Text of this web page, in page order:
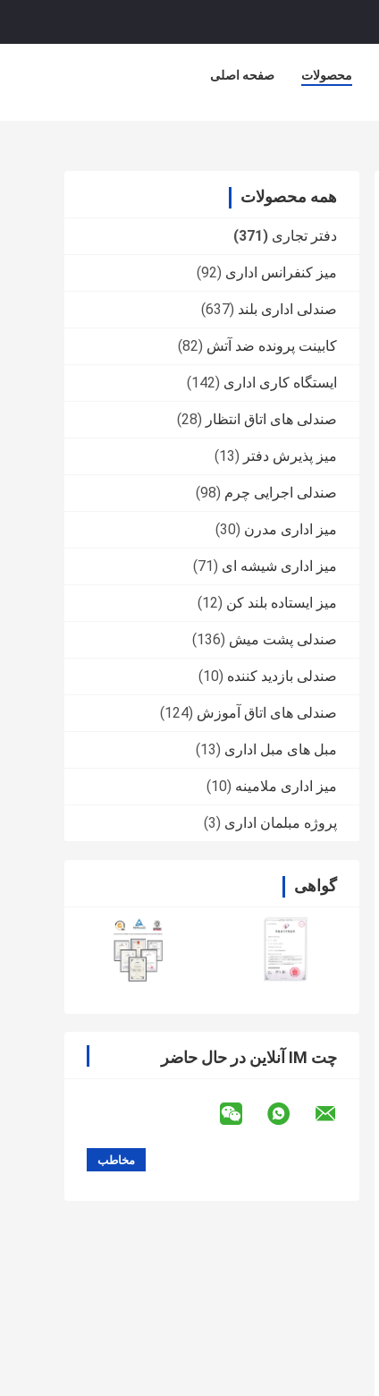
صفحه اصلی محصولات
همه محصولات
دفتر تجاری (371)
میز کنفرانس اداری (92)
صندلی اداری بلند (637)
کابينت پرونده ضد آتش (82)
ایستگاه کاری اداری (142)
صندلی های اتاق انتظار (28)
میز پذیرش دفتر (13)
صندلی اجرایی چرم (98)
میز اداری مدرن (30)
میز اداری شیشه ای (71)
میز ایستاده بلند کن (12)
صندلی پشت میش (136)
صندلی بازدید کننده (10)
صندلی های اتاق آموزش (124)
مبل های مبل اداری (13)
میز اداری ملامینه (10)
پروژه مبلمان اداری (3)
گواهی
چت IM آنلاین در حال حاضر